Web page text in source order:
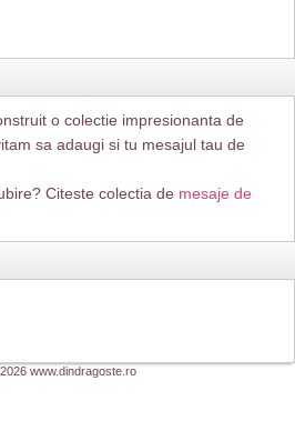
o colectie impresionanta de
sa adaugi si tu mesajul tau de
Citeste colectia de mesaje de
www.dindragoste.ro